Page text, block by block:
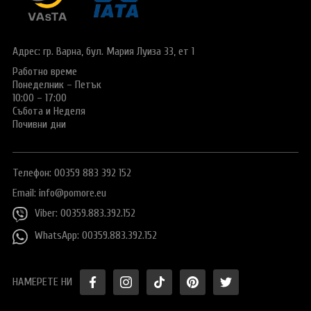
Е-ВИЗА ЗА РУСИЯ
ВИЗА за САУДИТСКА АРАБИЯ
Виза за Тайланд
Заявление за издаване на електронно разрешение за
пътуване до UK
ПОДАРЪЧЕН ВАУЧЕР ЗА ПЪТУВАНЕ
ОЩЕ
Общи условия
Политика за
поверителност
+359 883 392 152
Адрес: гр. Варна, бул. Мария Луиза 33, ет 1
Работно време
Понеделник – Петък
10:00 – 17:00
Събота и Неделя
Почивни дни
Телефон: 00359 883 392 152
Email: info@pomore.eu
Viber: 00359.883.392.152
WhatsApp: 00359.883.392.152
НАМЕРЕТЕ НИ